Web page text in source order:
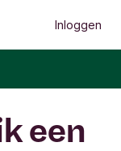
Inloggen
een